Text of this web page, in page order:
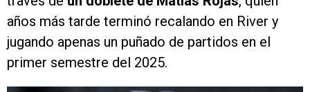
años más tarde terminó recalando en River y
jugando apenas un puñado de partidos en el
primer semestre del 2025.